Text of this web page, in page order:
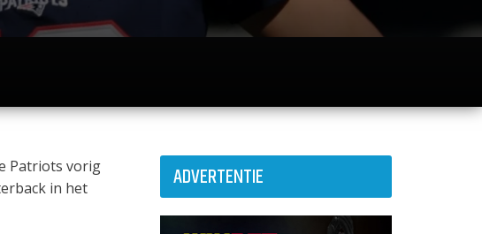
Patriots vorig
in het
ADVERTENTIE